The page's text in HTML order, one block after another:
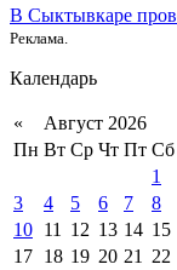
В Сыктывкаре
Реклама.
Календарь
« Август 2026
Пн Вт Ср Чт Пт Сб
1
3
4 5 6 7 8
10 11 12 13 14 15
17 18 19 20 21 22